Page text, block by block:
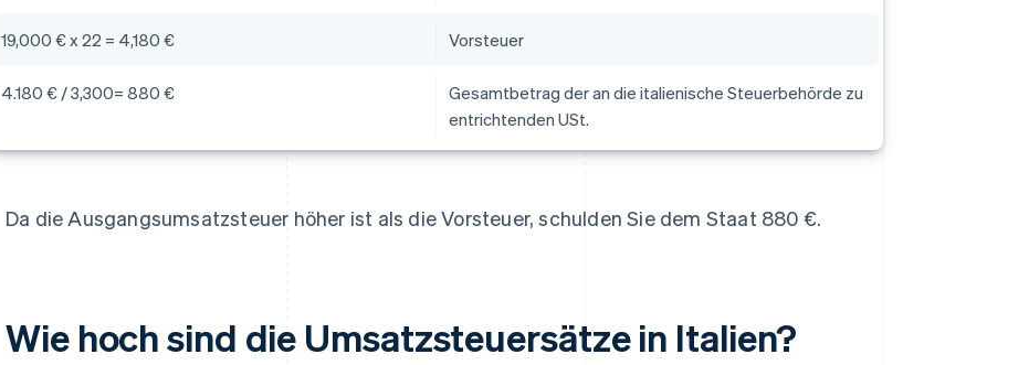
19,000 € x 22 = 4,180 € Vorsteuer
4.180 € / 3,300= 880 €
Gesamtbetrag der an die italienische Steuerbehörde zu
entrichtenden USt.
Da die Ausgangsumsatzsteuer höher ist als die Vorsteuer, schulden Sie dem Staat 880 €.
Wie hoch sind die Umsatzsteuersätze in Italien?